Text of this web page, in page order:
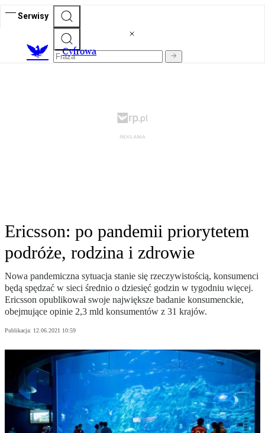
Serwisy
Cyfrowa
Ericsson: po pandemii priorytetem
podróże, rodzina i zdrowie
Nowa pandemiczna sytuacja stanie się rzeczywistością, konsumenci
będą spędzać w sieci średnio o dziesięć godzin w tygodniu więcej.
Ericsson opublikował swoje największe badanie konsumenckie,
obejmujące opinie 2,3 mld konsumentów z 31 krajów.
Publikacja: 12.06.2021 10:59